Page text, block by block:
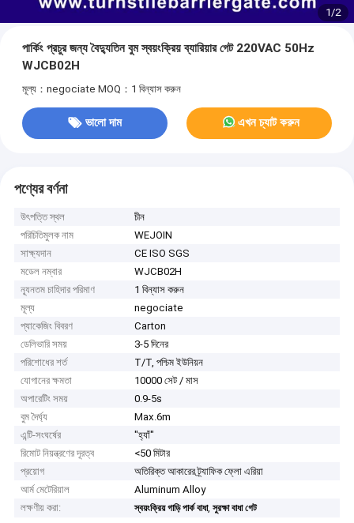
1/2
পার্কিং প্রচুর জন্য বৈদ্যুতিন বুম স্বয়ংক্রিয় ব্যারিয়ার গেট 220VAC 50Hz
WJCB02H
মূল্য：negociate MOQ：1 বিন্যাস করুন
ভালো দাম এখন চ্যাট করুন
পণ্যের বর্ণনা
উৎপত্তি স্থল
চীন
পরিচিতিমুলক নাম
WEJOIN
সাক্ষ্যদান
CE ISO SGS
মডেল নম্বার
WJCB02H
ন্যূনতম চাহিদার পরিমাণ
1 বিন্যাস করুন
মূল্য
negociate
প্যাকেজিং বিবরণ
Carton
ডেলিভারি সময়
3-5 দিনের
পরিশোধের শর্ত
T/T, পশ্চিম ইউনিয়ন
যোগানের ক্ষমতা
10000 সেট / মাস
অপারেটিং সময়
0.9-5s
বুম দৈর্ঘ্য
Max.6m
এন্টি-সংঘর্ষের
"হ্যাঁ"
রিমোট নিয়ন্ত্রণের দূরত্ব
<50 মিটার
প্রয়োগ
অতিরিক্ত আকারের ট্র্যাফিক ফ্লো এরিয়া
আর্ম মেটেরিয়াল
Aluminum Alloy
লক্ষণীয় করা:
স্বয়ংক্রিয় গাড়ি পার্ক বাধা,সুরক্ষা বাধা গেট